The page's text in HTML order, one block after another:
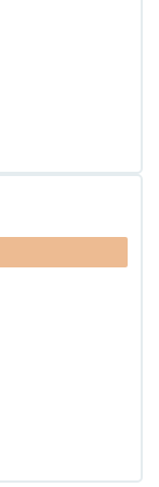
коробочной
телефонией